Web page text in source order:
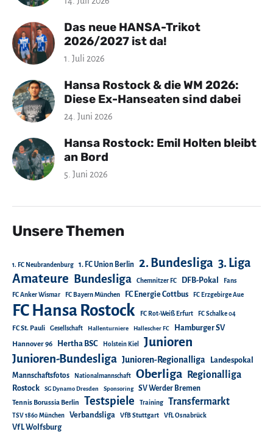
Das neue HANSA-Trikot
2026/2027 ist da!
1. Juli 2026
Hansa Rostock & die WM 2026:
Diese Ex-Hanseaten sind dabei
24. Juni 2026
Hansa Rostock: Emil Holten bleibt
an Bord
5. Juni 2026
Unsere Themen
1. FC Neubrandenburg 1. FC Union Berlin 2. Bundesliga 3. Liga
Amateure Bundesliga Chemnitzer FC DFB-Pokal Fans
FC Anker Wismar FC Bayern München FC Energie Cottbus FC Erzgebirge Aue
FC Hansa Rostock FC Rot-Weiß Erfurt FC Schalke 04
FC St. Pauli Gesellschaft Hallenturniere Hallescher FC Hamburger SV
Hannover 96 Hertha BSC Holstein Kiel Junioren
Junioren-Bundesliga Junioren-Regionalliga
Landespokal
Mannschaftsfotos
Nationalmannschaft Oberliga Regionalliga
Rostock SG Dynamo Dresden Sponsoring SV Werder Bremen
Tennis Borussia Berlin Testspiele Training Transfermarkt
TSV 1860 München Verbandsliga VfB Stuttgart VfL Osnabrück
VfL Wolfsburg